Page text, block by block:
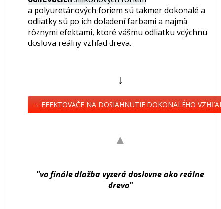
a polyuretánových foriem sú takmer dokonalé a
odliatky sú po ich doladení farbami a najmä
rôznymi efektami, ktoré vášmu odliatku vdýchnu
doslova reálny vzhľad dreva.
↓
→ EFEKTOVAČE NA DOSIAHNUTIE DOKONALÉHO
▲
"vo finále dlažba vyzerá doslovne ako reálne
drevo"